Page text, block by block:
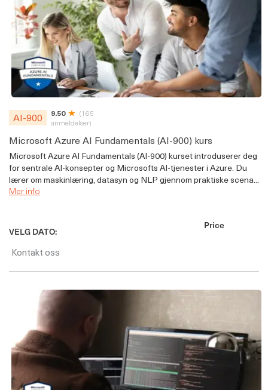
AI-900 9.50
(165
anmeldelser)
Microsoft Azure AI Fundamentals (AI-900) kurs
Microsoft Azure AI Fundamentals (AI-900) kurset introduserer deg
for sentrale AI-konsepter og Microsofts AI-tjenester i Azure. Du
lærer om maskinlæring, datasyn og NLP gjennom praktiske scena...
Mer info
VELG DATO:
Kontakt oss
Price